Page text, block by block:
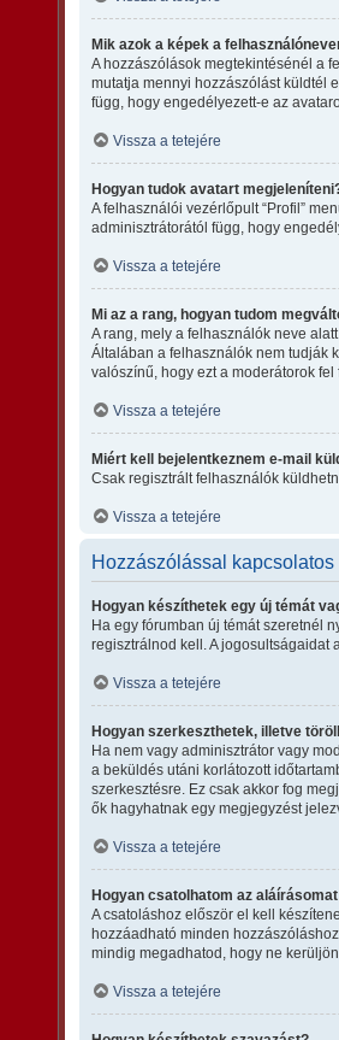
Mik azok a képek a
A hozzászólások megtekintésénél a
mutatja mennyi hozzászólást küldtél
függ, hogy engedélyezett-e az
Vissza a tetejére
Hogyan tudok avatart
A felhasználói vezérlőpult “Profil”
adminisztrátorától függ, hogy
Vissza a tetejére
Mi az a rang, hogyan tudom
A rang, mely a felhasználók neve
Általában a felhasználók nem tudják
valószínű, hogy ezt a moderátorok
Vissza a tetejére
Miért kell bejelentkeznem e-mail
Csak regisztrált felhasználók
Vissza a tetejére
Hozzászólással kapcsolatos
Hogyan készíthetek egy új témát
Ha egy fórumban új témát szeretnél
regisztrálnod kell. A jogosultságaidat
Vissza a tetejére
Hogyan szerkeszthetek, illetve
Ha nem vagy adminisztrátor vagy
a beküldés utáni korlátozott
szerkesztésre. Ez csak akkor fog
ők hagyhatnak egy megjegyzést
Vissza a tetejére
Hogyan csatolhatom az
A csatoláshoz először el kell
hozzáadható minden
mindig megadhatod, hogy ne
Vissza a tetejére